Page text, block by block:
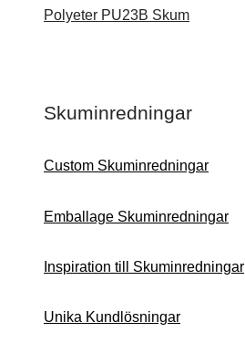
Polyeter PU23B Skum
Skuminredningar
Custom Skuminredningar
Emballage Skuminredningar
Inspiration till Skuminredningar
Unika Kundlösningar